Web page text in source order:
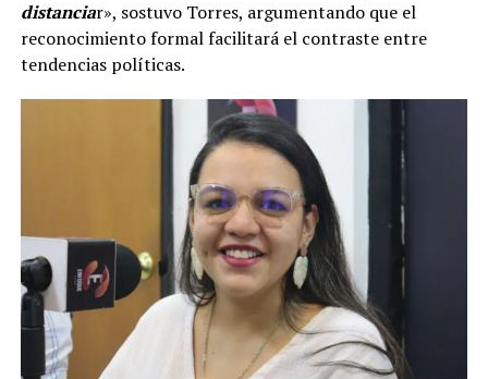
distanciar», sostuvo Torres, argumentando que el
reconocimiento formal facilitará el contraste entre
tendencias políticas.